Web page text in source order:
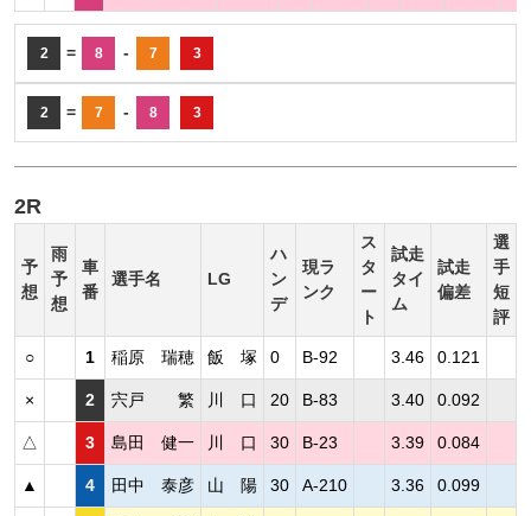
2 = 8 - 7 3
2 = 7 - 8 3
2R
予
想
雨
予
想
車
番
選手名 LG
ハ
ン
デ
現ラ
ンク
ス
タ
ー
ト
試走
タイ
ム
試走
偏差
選
手
短
評
○ 1 稲原 瑞穂 飯 塚 0 B-92 3.46 0.121
× 2 宍戸 繁 川 口 20 B-83 3.40 0.092
△ 3 島田 健一 川 口 30 B-23 3.39 0.084
▲ 4 田中 泰彦 山 陽 30 A-210 3.36 0.099